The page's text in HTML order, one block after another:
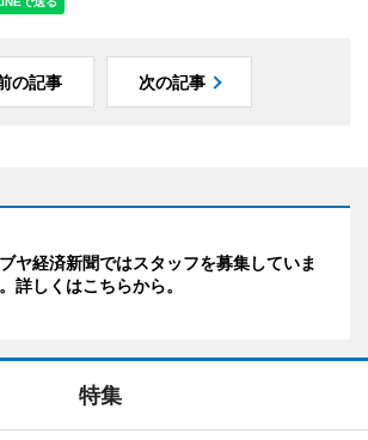
の記事 次の記事
ヤ経済新聞ではスタッフを募集していま
詳しくはこちらから。
特集